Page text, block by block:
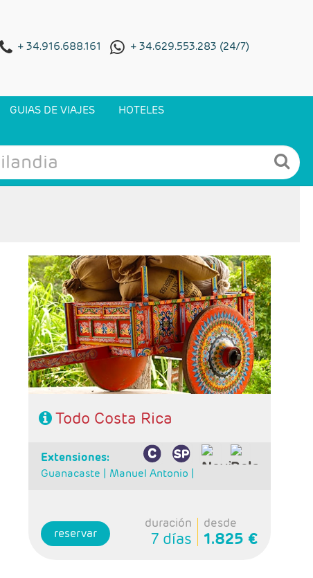
+ 34.916.688.161 + 34.629.553.283 (24/7)
GUIAS DE VIAJES HOTELES
- Salidas: Diarias
- Ruta: 1 noche San José, 2 noches Volcán
Arenal y 2 noches Tortuguero.
- Categoría hotelera: Standard, Primera o
Semilujo
- Régimen: 5 desayunos, 3 almuerzos y 2
cenas
- IMPORTANTE: Si selecciona un vuelo de
regreso anterior a las 15:00hrs tendrá un
suplemento por realizar el traslado en privado
al aeropuerto. Consultar suplemento.
Todo Costa Rica
extensiones:
Guanacaste | Manuel Antonio |
reservar
duración
7 días
desde
1.825 €